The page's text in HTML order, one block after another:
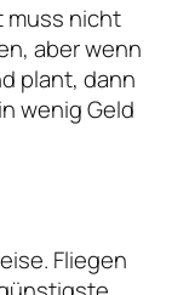
muss nicht
aber wenn
plant, dann
wenig Geld
Fliegen